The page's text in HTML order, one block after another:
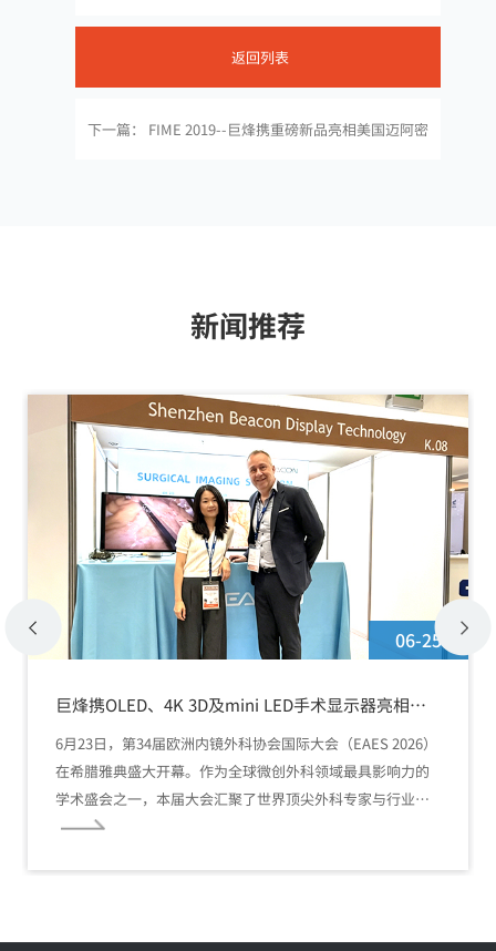
返回列表
下一篇： FIME 2019--巨烽携重磅新品亮相美国迈阿密
新闻推荐
06-25
巨烽携OLED、4K 3D及mini LED手术显示器亮相
6月23日，第34届欧洲内镜外科协会国际大会（EAES 2026）
在希腊雅典盛大开幕。作为全球微创外科领域最具影响力的
学术盛会之一，本届大会汇聚了世界顶尖外科专家与行业先
锋。